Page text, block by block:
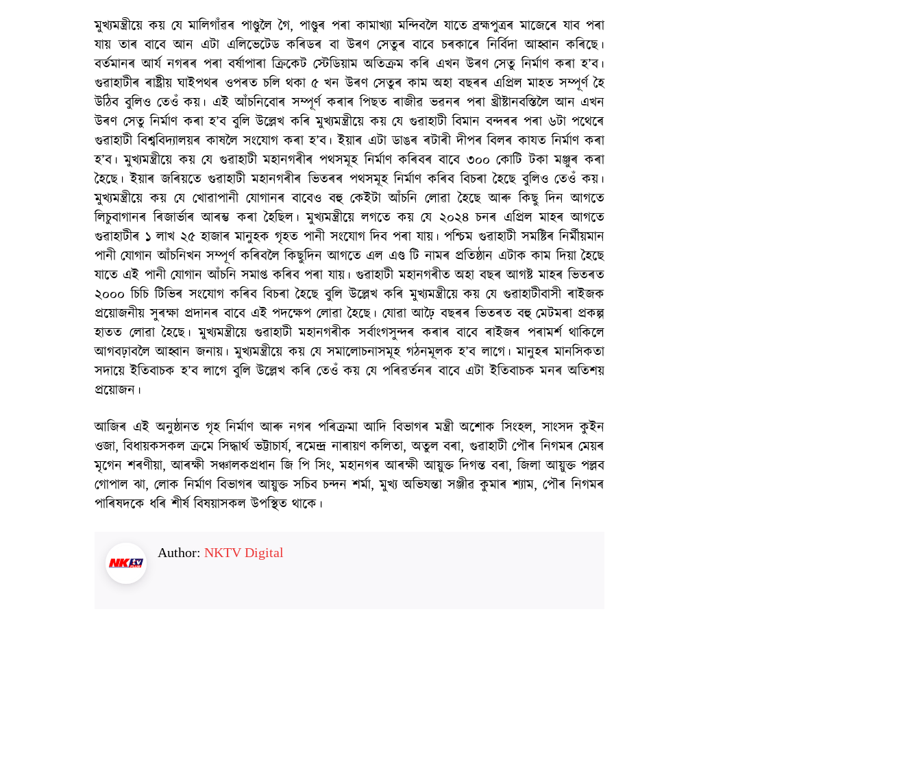
মুখ্যমন্ত্ৰীয়ে কয় যে মালিগাঁৱৰ পাণ্ডুলৈ গৈ, পাণ্ডুৰ পৰা কামাখ্যা মন্দিবলৈ যাতে ব্ৰহ্মপুত্ৰৰ মাজেৰে যাব পৰা
যায় তাৰ বাবে আন এটা এলিভেটেড কৰিডৰ বা উৰণ সেতুৰ বাবে চৰকাৰে নিৰ্বিদা আহ্বান কৰিছে।
বৰ্তমানৰ আৰ্য নগৰৰ পৰা বৰ্ষাপাৰা ক্ৰিকেট স্টেডিয়াম অতিক্ৰম কৰি এখন উৰণ সেতু নিৰ্মাণ কৰা হ’ব।
গুৱাহাটীৰ ৰাষ্ট্ৰীয় ঘাইপথৰ ওপৰত চলি থকা ৫ খন উৰণ সেতুৰ কাম অহা বছৰৰ এপ্ৰিল মাহত সম্পূৰ্ণ হৈ
উঠিব বুলিও তেওঁ কয়। এই আঁচনিবোৰ সম্পূৰ্ণ কৰাৰ পিছত ৰাজীৱ ভৱনৰ পৰা খ্ৰীষ্টানবস্তিলৈ আন এখন
উৰণ সেতু নিৰ্মাণ কৰা হ’ব বুলি উল্লেখ কৰি মুখ্যমন্ত্ৰীয়ে কয় যে গুৱাহাটী বিমান বন্দৰৰ পৰা ৬টা পথেৰে
গুৱাহাটী বিশ্ববিদ্যালয়ৰ কাষলৈ সংযোগ কৰা হ’ব। ইয়াৰ এটা ডাঙৰ ৰটাৰী দীপৰ বিলৰ কাযত নিৰ্মাণ কৰা
হ’ব। মুখ্যমন্ত্ৰীয়ে কয় যে গুৱাহাটী মহানগৰীৰ পথসমূহ নিৰ্মাণ কৰিবৰ বাবে ৩০০ কোটি টকা মঞ্জুৰ কৰা
হৈছে। ইয়াৰ জৰিয়তে গুৱাহাটী মহানগৰীৰ ভিতৰৰ পথসমূহ নিৰ্মাণ কৰিব বিচৰা হৈছে বুলিও তেওঁ কয়।
মুখ্যমন্ত্ৰীয়ে কয় যে খোৱাপানী যোগানৰ বাবেও বহু কেইটা আঁচনি লোৱা হৈছে আৰু কিছু দিন আগতে
লিচুবাগানৰ ৰিজাৰ্ভাৰ আৰম্ভ কৰা হৈছিল। মুখ্যমন্ত্ৰীয়ে লগতে কয় যে ২০২৪ চনৰ এপ্ৰিল মাহৰ আগতে
গুৱাহাটীৰ ১ লাখ ২৫ হাজাৰ মানুহক গৃহত পানী সংযোগ দিব পৰা যায়। পশ্চিম গুৱাহাটী সমষ্টিৰ নিৰ্মীয়মান
পানী যোগান আঁচনিখন সম্পূৰ্ণ কৰিবলৈ কিছুদিন আগতে এল এণ্ড টি নামৰ প্রতিষ্ঠান এটাক কাম দিয়া হৈছে
যাতে এই পানী যোগান আঁচনি সমাপ্ত কৰিব পৰা যায়। গুৱাহাটী মহানগৰীত অহা বছৰ আগষ্ট মাহৰ ভিতৰত
২০০০ চিচি টিভিৰ সংযোগ কৰিব বিচৰা হৈছে বুলি উল্লেখ কৰি মুখ্যমন্ত্রীয়ে কয় যে গুৱাহাটীবাসী ৰাইজক
প্ৰয়োজনীয় সুৰক্ষা প্ৰদানৰ বাবে এই পদক্ষেপ লোৱা হৈছে। যোৱা আঢ়ৈ বছৰৰ ভিতৰত বহু মেটমৰা প্ৰকল্প
হাতত লোৱা হৈছে। মুখ্যমন্ত্ৰীয়ে গুৱাহাটী মহানগৰীক সৰ্বাংগসুন্দৰ কৰাৰ বাবে ৰাইজৰ পৰামৰ্শ থাকিলে
আগবঢ়াবলৈ আহ্বান জনায়। মুখ্যমন্ত্রীয়ে কয় যে সমালোচনাসমূহ গঠনমূলক হ’ব লাগে। মানুহৰ মানসিকতা
সদায়ে ইতিবাচক হ’ব লাগে বুলি উল্লেখ কৰি তেওঁ কয় যে পৰিৱৰ্তনৰ বাবে এটা ইতিবাচক মনৰ অতিশয়
প্রয়োজন।
আজিৰ এই অনুষ্ঠানত গৃহ নিৰ্মাণ আৰু নগৰ পৰিক্ৰমা আদি বিভাগৰ মন্ত্ৰী অশোক সিংহল, সাংসদ কুইন
ওজা, বিধায়কসকল ক্রমে সিদ্ধার্থ ভট্টাচার্য, ৰমেন্দ্ৰ নাৰায়ণ কলিতা, অতুল বৰা, গুৱাহাটী পৌৰ নিগমৰ মেয়ৰ
মৃগেন শৰণীয়া, আৰক্ষী সঞ্চালকপ্ৰধান জি পি সিং, মহানগৰ আৰক্ষী আয়ুক্ত দিগন্ত বৰা, জিলা আয়ুক্ত পল্লব
গোপাল ঝা, লোক নিৰ্মাণ বিভাগৰ আয়ুক্ত সচিব চন্দন শৰ্মা, মুখ্য অভিযন্তা সঞ্জীৱ কুমাৰ শ্যাম, পৌৰ নিগমৰ
পাৰিষদকে ধৰি শীৰ্ষ বিষয়াসকল উপস্থিত থাকে।
Author: NKTV Digital